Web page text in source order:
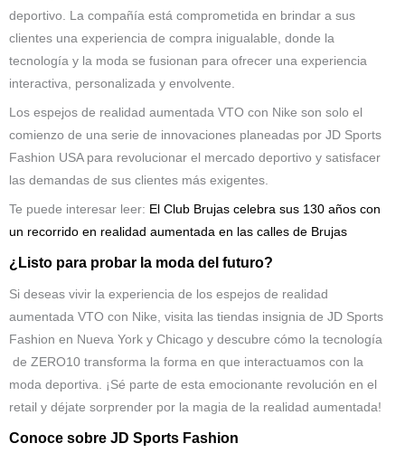
deportivo. La compañía está comprometida en brindar a sus
clientes una experiencia de compra inigualable, donde la
tecnología y la moda se fusionan para ofrecer una experiencia
interactiva, personalizada y envolvente.
Los espejos de realidad aumentada VTO con Nike son solo el
comienzo de una serie de innovaciones planeadas por JD Sports
Fashion USA para revolucionar el mercado deportivo y satisfacer
las demandas de sus clientes más exigentes.
Te puede interesar leer: El Club Brujas celebra sus 130 años con
un recorrido en realidad aumentada en las calles de Brujas
¿Listo para probar la moda del futuro?
Si deseas vivir la experiencia de los espejos de realidad
aumentada VTO con Nike, visita las tiendas insignia de JD Sports
Fashion en Nueva York y Chicago y descubre cómo la tecnología
de ZERO10 transforma la forma en que interactuamos con la
moda deportiva. ¡Sé parte de esta emocionante revolución en el
retail y déjate sorprender por la magia de la realidad aumentada!
Conoce sobre JD Sports Fashion